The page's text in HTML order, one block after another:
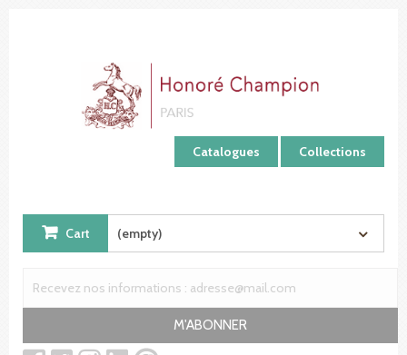
Catalogues Collections
Cart (empty)
M'ABONNER